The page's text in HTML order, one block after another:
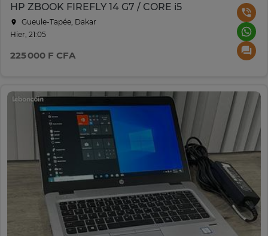
HP ZBOOK FIREFLY 14 G7 / CORE i5
Gueule-Tapée, Dakar
Hier, 21:05
225 000 F CFA